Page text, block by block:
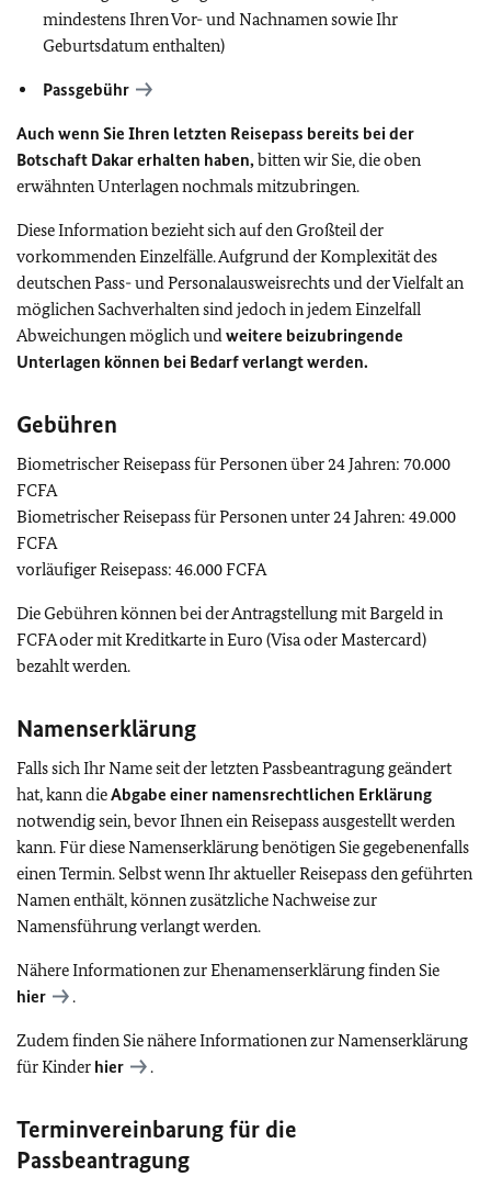
mindestens Ihren Vor- und Nachnamen sowie Ihr
Geburtsdatum enthalten)
Passgebühr
Auch wenn Sie Ihren letzten Reisepass bereits bei der
Botschaft Dakar erhalten haben,bitten wir Sie, die oben
erwähnten Unterlagen nochmals mitzubringen.
Diese Information bezieht sich auf den Großteil der
vorkommenden Einzelfälle. Aufgrund der Komplexität des
deutschen Pass- und Personalausweisrechts und der Vielfalt an
möglichen Sachverhalten sind jedoch in jedem Einzelfall
Abweichungen möglich undweitere beizubringende
Unterlagen können bei Bedarf verlangt werden.
Gebühren
Biometrischer Reisepass für Personen über 24 Jahren: 70.000
FCFA
Biometrischer Reisepass für Personen unter 24 Jahren: 49.000
FCFA
vorläufiger Reisepass: 46.000 FCFA
Die Gebühren können bei der Antragstellung mit Bargeld in
FCFA oder mit Kreditkarte in Euro (Visa oder Mastercard)
bezahlt werden.
Namenserklärung
Falls sich Ihr Name seit der letzten Passbeantragung geändert
hat, kann dieAbgabe einer namensrechtlichen Erklärung
notwendig sein, bevor Ihnen ein Reisepass ausgestellt werden
kann. Für diese Namenserklärung benötigen Sie gegebenenfalls
einen Termin. Selbst wenn Ihr aktueller Reisepass den geführten
Namen enthält, können zusätzliche Nachweise zur
Namensführung verlangt werden.
Nähere Informationen zur Ehenamenserklärung finden Sie
hier
.
Zudem finden Sie nähere Informationen zur Namenserklärung
für Kinder hier .
Terminvereinbarung für die
Passbeantragung